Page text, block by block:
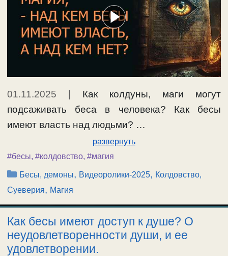
01.11.2025
Как колдуны, маги могут
подсаживать беса в человека? Как бесы
имеют власть над людьми? …
развернуть
#бесы, #колдовство, #магия
Рубрики
Бесы, демоны, Видеоролики-2025, Колдовство,
Суеверия, Магия
Как бесы имеют доступ к душе? О
неудовлетворенности души, и ее
удовлетворении.